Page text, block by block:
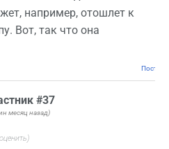
например, отошлет к
Вот, так что она
#37
месяц назад)